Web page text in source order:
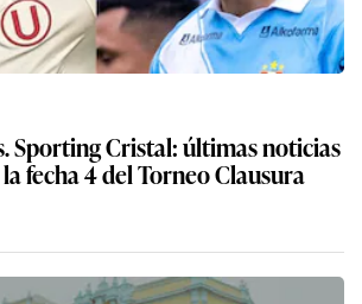
Sporting Cristal: últimas noticias
fecha 4 del Torneo Clausura